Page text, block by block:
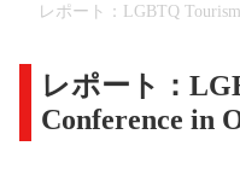
レポート：LGBTQ
レポート：
Conference in